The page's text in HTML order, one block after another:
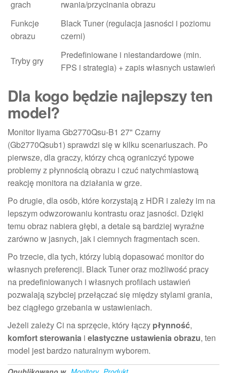
grach
rwania/przycinania obrazu
Funkcje
obrazu
Black Tuner (regulacja jasności i poziomu
czerni)
Tryby gry
Predefiniowane i niestandardowe (min.
FPS i strategia) + zapis własnych ustawień
Dla kogo będzie najlepszy ten
model?
Monitor Iiyama Gb2770Qsu-B1 27" Czarny
(Gb2770Qsub1) sprawdzi się w kilku scenariuszach. Po
pierwsze, dla graczy, którzy chcą ograniczyć typowe
problemy z płynnością obrazu i czuć natychmiastową
reakcję monitora na działania w grze.
Po drugie, dla osób, które korzystają z HDR i zależy im na
lepszym odwzorowaniu kontrastu oraz jasności. Dzięki
temu obraz nabiera głębi, a detale są bardziej wyraźne
zarówno w jasnych, jak i ciemnych fragmentach scen.
Po trzecie, dla tych, którzy lubią dopasować monitor do
własnych preferencji. Black Tuner oraz możliwość pracy
na predefiniowanych i własnych profilach ustawień
pozwalają szybciej przełączać się między stylami grania,
bez ciągłego grzebania w ustawieniach.
Jeżeli zależy Ci na sprzęcie, który łączy płynność,
komfort sterowania i elastyczne ustawienia obrazu, ten
model jest bardzo naturalnym wyborem.